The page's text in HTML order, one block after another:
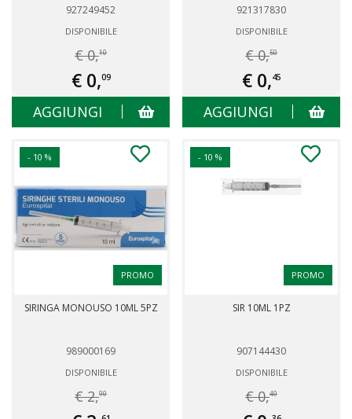
927249452
DISPONIBILE
€ 0,10
€ 0,09
AGGIUNGI
921317830
DISPONIBILE
€ 0,50
€ 0,45
AGGIUNGI
- 10 %
PROMO
SIRINGA MONOUSO 10ML 5PZ
989000169
DISPONIBILE
€ 2,90
- 10 %
PROMO
SIR 10ML 1PZ
907144430
DISPONIBILE
€ 0,40